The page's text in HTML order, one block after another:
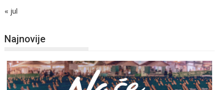
« jul
Najnovije